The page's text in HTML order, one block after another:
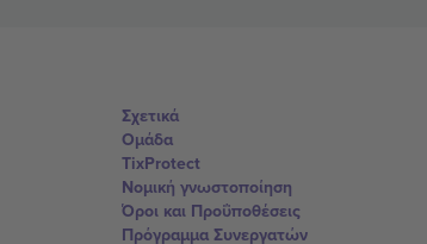
Σχετικά
Ομάδα
TixProtect
Νομική γνωστοποίηση
Όροι και Προΰποθέσεις
Πρόγραμμα Συνεργατών